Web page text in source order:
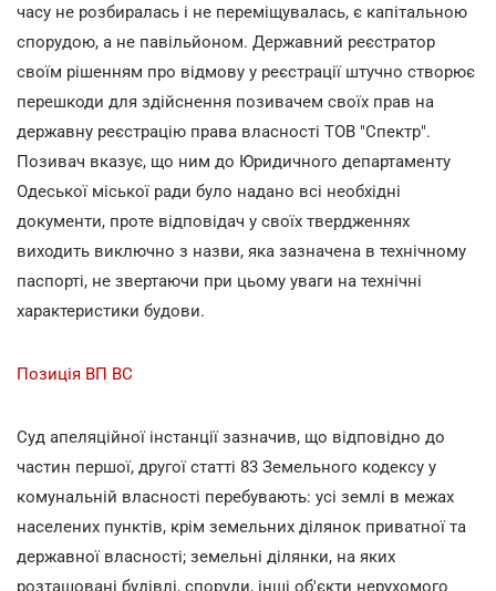
часу не розбиралась і не переміщувалась, є капітальною
спорудою, а не павільйоном. Державний реєстратор
своїм рішенням про відмову у реєстрації штучно створює
перешкоди для здійснення позивачем своїх прав на
державну реєстрацію права власності ТОВ "Спектр".
Позивач вказує, що ним до Юридичного департаменту
Одеської міської ради було надано всі необхідні
документи, проте відповідач у своїх твердженнях
виходить виключно з назви, яка зазначена в технічному
паспорті, не звертаючи при цьому уваги на технічні
характеристики будови.
Позиція ВП ВС
Суд апеляційної інстанції зазначив, що відповідно до
частин першої, другої статті 83 Земельного кодексу у
комунальній власності перебувають: усі землі в межах
населених пунктів, крім земельних ділянок приватної та
державної власності; земельні ділянки, на яких
розташовані будівлі, споруди, інші об'єкти нерухомого